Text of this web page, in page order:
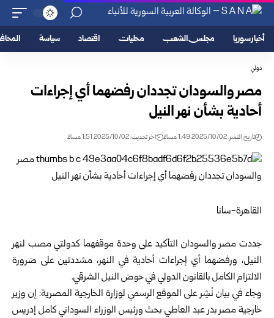
أخبار سوريا مجلس الشعب محليات اقتصاد سياسة
دولي
مصر والسودان تجددان رفضهما أي إجراءات
أحادية بشأن نهر النيل
تاريخ النشر: 2025/10/02 1:49 مساءً اخر تحديث: 2025/10/02 1:51 مساءً
القاهرة-سانا
جددت مصر والسودان التأكيد على وحدة موقفهما كدولتي مصب لنهر
النيل، ورفضهما أي إجراءات أحادية في النهر، مشددتين على ضرورة
الالتزام الكامل بالقانون الدولي في حوض النيل الشرقي.
وجاء في بيان نُشِر على الموقع الرسمي لوزارة الخارجية المصرية: إن وزير
خارجية مصر بدر عبد العاطي بحث ورئيس الوزراء السوداني كامل إدريس